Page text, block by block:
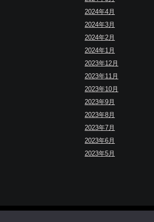
2024年4月
2024年3月
2024年2月
2024年1月
2023年12月
2023年11月
2023年10月
2023年9月
2023年8月
2023年7月
2023年6月
2023年5月